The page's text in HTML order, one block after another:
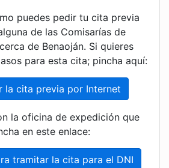
puedes pedir tu cita previa
de las Comisarías de
de Benaoján. Si quieres
para esta cita; pincha aquí:
la cita previa por Internet
la oficina de expedición que
en este enlace:
tramitar la cita para el DNI